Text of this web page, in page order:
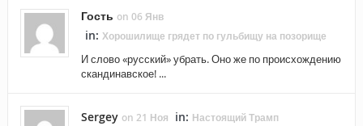
Гость on 06 Янв
in: Хорошилище грядет по гульбищу на позорище
И слово «русский» убрать. Оно же по происхождению
скандинавское! ...
Sergey on 21 Ноя in: Настоящий Трамп